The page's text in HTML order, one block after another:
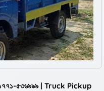
০১৭৭১-৫৩৬৯৯৯ | Truck Pickup